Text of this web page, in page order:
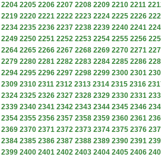
2204 2205 2206 2207 2208 2209 2210 2211
2219 2220 2221 2222 2223 2224 2225 2226
2234 2235 2236 2237 2238 2239 2240 2241
2249 2250 2251 2252 2253 2254 2255 2256
2264 2265 2266 2267 2268 2269 2270 2271
2279 2280 2281 2282 2283 2284 2285 2286
2294 2295 2296 2297 2298 2299 2300 2301
2309 2310 2311 2312 2313 2314 2315 2316
2324 2325 2326 2327 2328 2329 2330 2331
2339 2340 2341 2342 2343 2344 2345 2346
2354 2355 2356 2357 2358 2359 2360 2361
2369 2370 2371 2372 2373 2374 2375 2376
2384 2385 2386 2387 2388 2389 2390 2391
2399 2400 2401 2402 2403 2404 2405 2406